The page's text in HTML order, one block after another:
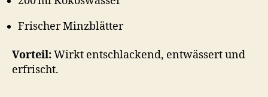
Frischer Minzblätter
Vorteil:Wirkt entschlackend, entwässert und
erfrischt.